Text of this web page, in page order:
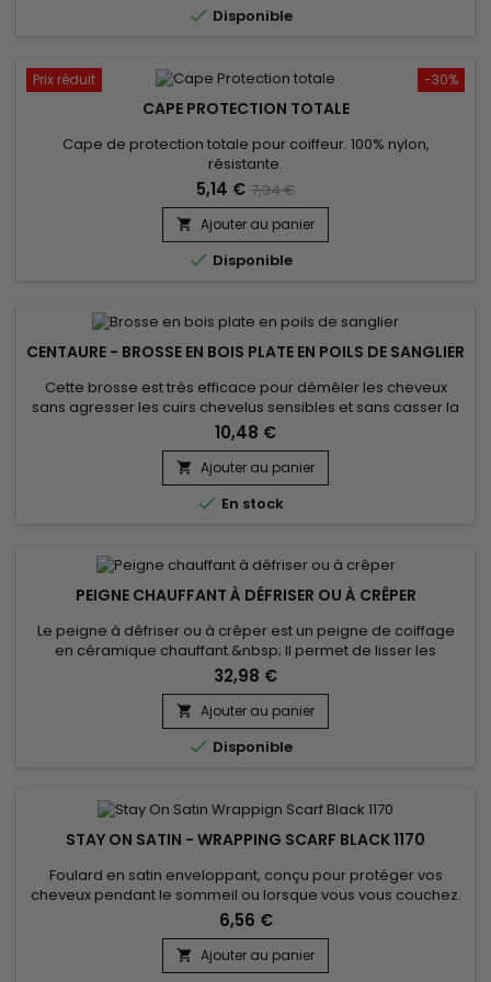
Gant de EM2H&nbsp; est conçu...
 Disponible
-30%
Prix réduit
CAPE PROTECTION TOTALE
Cape de protection totale pour coiffeur. 100% nylon,
résistante.
5,14 € 7,34 €
 Ajouter au panier
 Disponible
CENTAURE - BROSSE EN BOIS PLATE EN POILS DE SANGLIER
Cette brosse est très efficace pour démêler les cheveux
sans agresser les cuirs chevelus sensibles et sans casser la
fibre capillaire. Avec son manche ergonomique, elle est
particulièrement appréciée pour démêler les cheveux des
enfants tout en douceur.&nbsp; D'excellente qualité, la
brosse Centaure ne laissera pas vos cheveux
'électriques'.Les poils...
10,48 €
 Ajouter au panier
 En stock
PEIGNE CHAUFFANT À DÉFRISER OU À CRÊPER
Le peigne à défriser ou à crêper est un peigne de coiffage
en céramique chauffant.&nbsp; Il permet de lisser les
cheveux, d'assouplir les racines de lisser les cheveux courts
au plus près de la racine sans se brûler et apporter du
mouvement, de rafraîchir les bordures d’un brushing, de
décoller les racines pour apporter du volume.&nbsp; 100%
céramique...
32,98 €
 Ajouter au panier
 Disponible
STAY ON SATIN - WRAPPING SCARF BLACK 1170
Foulard en satin enveloppant, conçu pour protéger vos
cheveux pendant le sommeil ou lorsque vous vous couchez.
Voici ses principales utilisations : Prévention de la casse : Le
tissu doux et lisse réduit la friction entre vos cheveux et la taie
d'oreiller, ce qui aide à prévenir la casse et les pointes
fourchues. Maintien de la coiffure : Il garde...
6,56 €
 Ajouter au panier